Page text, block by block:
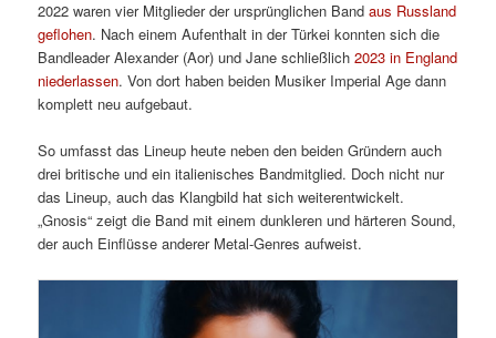
2022 waren vier Mitglieder der ursprünglichen Bandaus Russland
geflohen. Nach einem Aufenthalt in der Türkei konnten sich die
Bandleader Alexander (Aor) und Jane schließlich2023 in England
niederlassen. Von dort haben beiden Musiker Imperial Age dann
komplett neu aufgebaut.
So umfasst das Lineup heute neben den beiden Gründern auch
drei britische und ein italienisches Bandmitglied. Doch nicht nur
das Lineup, auch das Klangbild hat sich weiterentwickelt.
„Gnosis“ zeigt die Band mit einem dunkleren und härteren Sound,
der auch Einflüsse anderer Metal-Genres aufweist.